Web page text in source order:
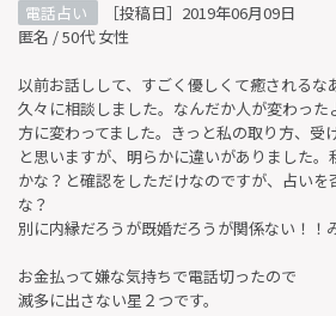
電話占い
［投稿日］2019年06月09日
匿名 / 50代 女性
以前お話しして、すごく優しくて癒されるな
久々に相談しました。なんだか人が変わっ
方に変わってました。きっと私の取り方、受
と思いますが、明らかに違いがありました
かな？と確認をしただけなのですが、占い
な？
別に内縁だろうが既婚だろうが関係ない！！
お金払って嫌な気持ちで電話切ったので
滅多に出さない星２つです。